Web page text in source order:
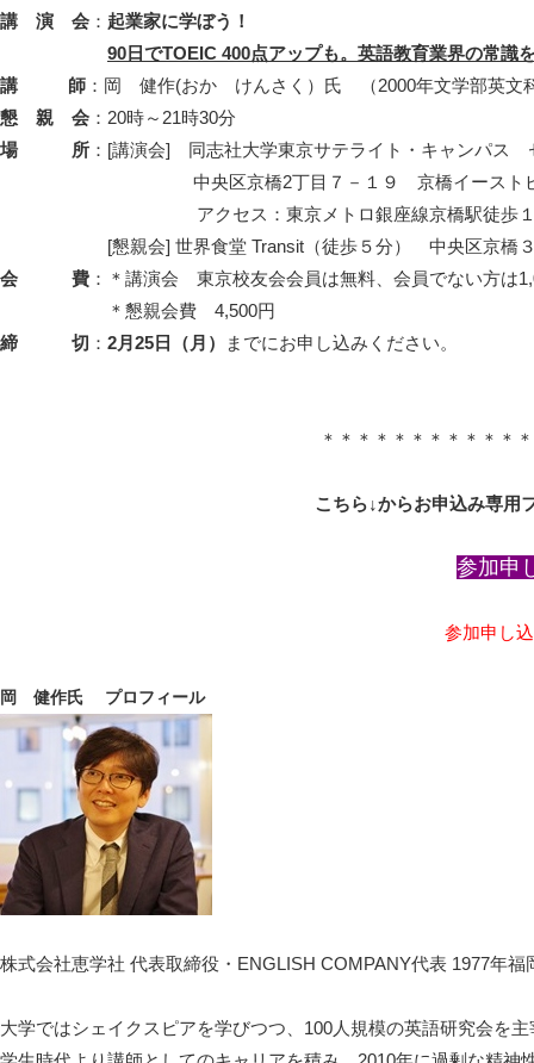
講 演 会 ： 起業家に学ぼう！
90日でTOEIC 400点アップも。英語教育業界の常識
講 師 ：岡 健作(おか けんさく）氏 （2000年文学部英文
懇 親 会 ：20時～21時30分
場 所 ：[講演会] 同志社大学東京サテライト・キャンパス
中央区京橋2丁目７－１９ 京橋イーストビ
アクセス：東京メトロ銀座線京橋駅徒歩１分、
[懇親会] 世界食堂 Transit（徒歩５分） 中央区京橋３
会 費 ：＊講演会 東京校友会会員は無料、会員でない方
＊懇親会費 4,500円
締 切 ： 2月25日（月） までにお申し込みください。
＊＊＊＊＊＊＊＊＊＊＊
こちら↓からお申込み専用
参加申
参加申し
岡 健作氏 プロフィール
株式会社恵学社 代表取締役・ENGLISH COMPANY代表 1977年
大学ではシェイクスピアを学びつつ、100人規模の英語研究会を